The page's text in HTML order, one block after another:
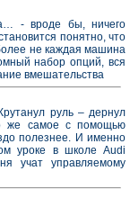
- вроде бы, ничего
понятно, что
не каждая машина
набор опций, вся
вмешательства
руль – дернул
же самое с помощью
полезнее. И именно
уроке в школе Audi
учат управляемому